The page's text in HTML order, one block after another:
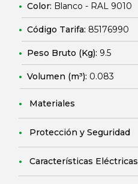
Color: Blanco - RAL 9010
Código Tarifa: 85176990
Peso Bruto (Kg): 9.5
Volumen (m³): 0.083
Materiales
Protección y Seguridad
Características Eléctricas